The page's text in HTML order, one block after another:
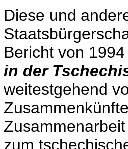
Diese und
Bericht von
in der
weitestgehend
zum